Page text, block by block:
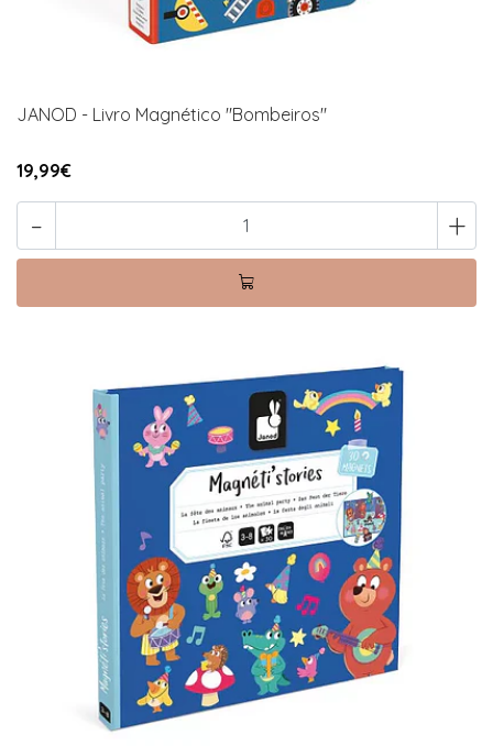
JANOD - Livro Magnético "Bombeiros"
19,99€
- +